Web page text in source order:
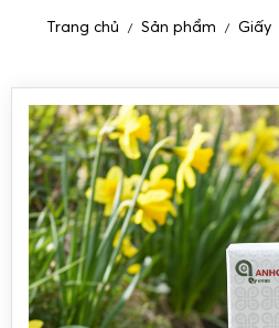
Trang chủ / Sản phẩm / Giấy